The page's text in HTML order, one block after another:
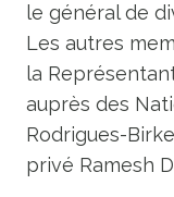
le général de
Les autres
la
auprès des
Rodrigues-
privé Ramesh